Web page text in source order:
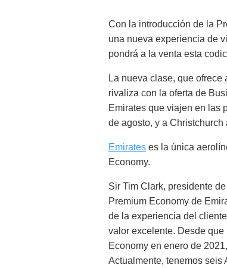
Con la introducción de la
una nueva experiencia de
pondrá a la venta esta
La nueva clase, que
rivaliza con la oferta de
Emirates que viajen en las
de agosto, y a Christchurch
Emirates es la única
Economy.
Sir Tim Clark, presidente
Premium Economy de
de la experiencia del
valor excelente. Desde
Economy en enero de
Actualmente, tenemos seis